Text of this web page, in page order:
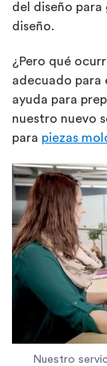
del diseño
diseño.
¿Pero qué
adecuado para
ayuda para
nuestro nuevo
para piezas
Nuestro